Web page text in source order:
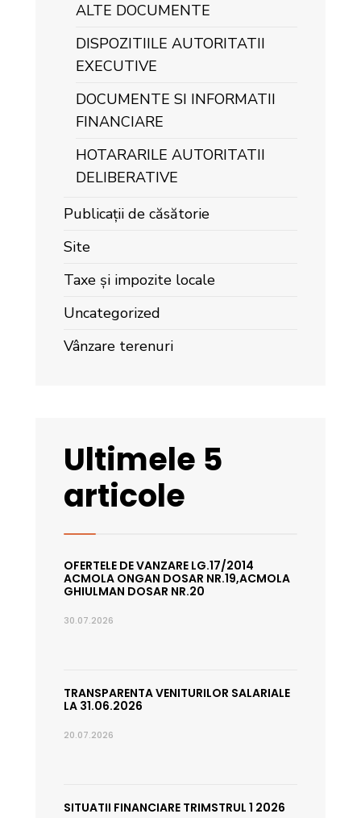
ALTE DOCUMENTE
DISPOZITIILE AUTORITATII
EXECUTIVE
DOCUMENTE SI INFORMATII
FINANCIARE
HOTARARILE AUTORITATII
DELIBERATIVE
Publicații de căsătorie
Site
Taxe și impozite locale
Uncategorized
Vânzare terenuri
Ultimele 5
articole
OFERTELE DE VANZARE LG.17/2014
ACMOLA ONGAN DOSAR NR.19,ACMOLA
GHIULMAN DOSAR NR.20
30.07.2026
TRANSPARENTA VENITURILOR SALARIALE
LA 31.06.2026
20.07.2026
SITUATII FINANCIARE TRIMSTRUL 1 2026